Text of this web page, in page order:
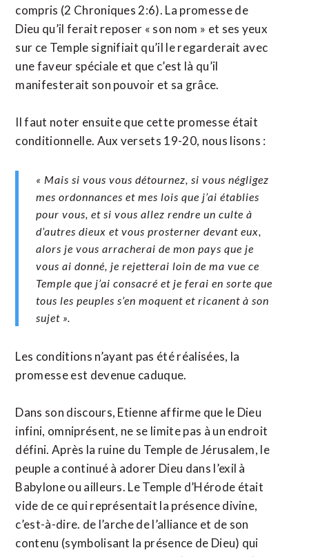
compris (2 Chroniques 2:6). La promesse de
Dieu qu’il ferait reposer « son nom » et ses yeux
sur ce Temple signifiait qu’il le regarderait avec
une faveur spéciale et que c’est là qu’il
manifesterait son pouvoir et sa grâce.
Il faut noter ensuite que cette promesse était
conditionnelle. Aux versets 19-20, nous lisons :
« Mais si vous vous détournez, si vous négligez
mes ordonnances et mes lois que j’ai établies
pour vous, et si vous allez rendre un culte à
d’autres dieux et vous prosterner devant eux,
alors je vous arracherai de mon pays que je
vous ai donné, je rejetterai loin de ma vue ce
Temple que j’ai consacré et je ferai en sorte que
tous les peuples s’en moquent et ricanent à son
sujet ».
Les conditions n’ayant pas été réalisées, la
promesse est devenue caduque.
Dans son discours, Etienne affirme que le Dieu
infini, omniprésent, ne se limite pas à un endroit
défini. Après la ruine du Temple de Jérusalem, le
peuple a continué à adorer Dieu dans l’exil à
Babylone ou ailleurs. Le Temple d’Hérode était
vide de ce qui représentait la présence divine,
c’est-à-dire. de l’arche de l’alliance et de son
contenu (symbolisant la présence de Dieu) qui